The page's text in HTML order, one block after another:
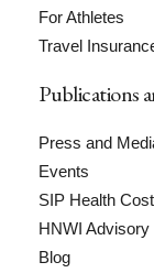
For Athletes
Travel
Publications
Press and
Events
SIP Health
HNWI
Blog